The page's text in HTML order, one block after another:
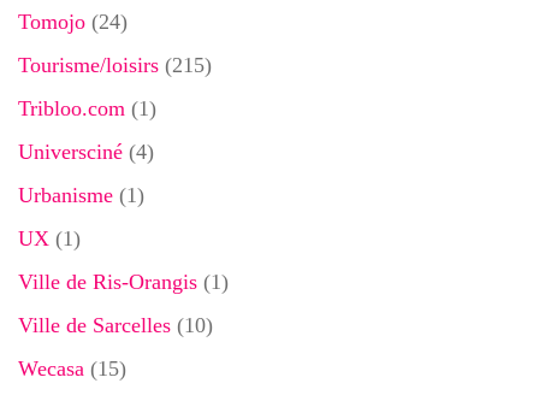
Tomojo (24)
Tourisme/loisirs (215)
Tribloo.com (1)
Universciné (4)
Urbanisme (1)
UX (1)
Ville de Ris-Orangis (1)
Ville de Sarcelles (10)
Wecasa (15)